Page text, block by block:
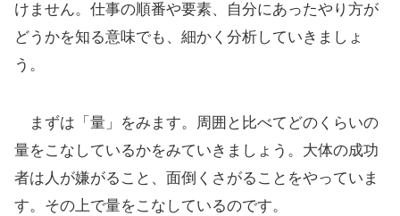
けません。仕事の順番や要素、自分にあったやり方が
どうかを知る意味でも、細かく分析していきましょ
う。
まずは「量」をみます。周囲と比べてどのくらいの
量をこなしているかをみていきましょう。大体の成功
者は人が嫌がること、面倒くさがることをやっていま
す。その上で量をこなしているのです。